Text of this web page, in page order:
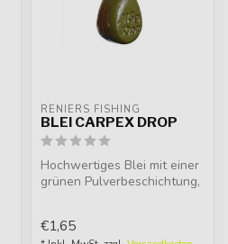
RENIERS FISHING
BLEI CARPEX DROP
Hochwertiges Blei mit einer
grünen Pulverbeschichtung,
€1,65